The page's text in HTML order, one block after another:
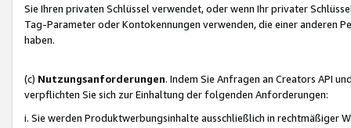
Sie Ihren privaten Schlüssel verwendet, oder wenn Ihr privater
Tag-Parameter oder Kontokennungen verwenden, die einer anderen
haben.
(c) Nutzungsanforderungen. Indem Sie Anfragen an Creators API
verpflichten Sie sich zur Einhaltung der folgenden Anforderungen:
i. Sie werden Produktwerbungsinhalte ausschließlich in rechtmäßiger